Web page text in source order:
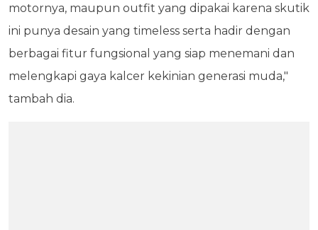
motornya, maupun outfit yang dipakai karena skutik
ini punya desain yang timeless serta hadir dengan
berbagai fitur fungsional yang siap menemani dan
melengkapi gaya kalcer kekinian generasi muda,"
tambah dia.